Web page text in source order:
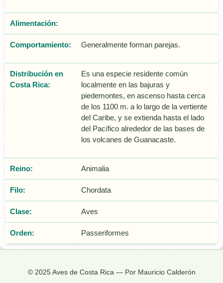
Alimentación:
Comportamiento: Generalmente forman parejas.
Distribución en
Costa Rica:
Es una especie residente común
localmente en las bajuras y
piedemontes, en ascenso hasta cerca
de los 1100 m. a lo largo de la vertiente
del Caribe, y se extienda hasta el lado
del Pacífico alrededor de las bases de
los volcanes de Guanacaste.
Reino: Animalia
Filo: Chordata
Clase: Aves
Orden: Passeriformes
© 2025 Aves de Costa Rica — Por Mauricio Calderón